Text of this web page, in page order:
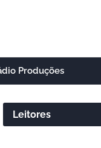
Produções
Leitores